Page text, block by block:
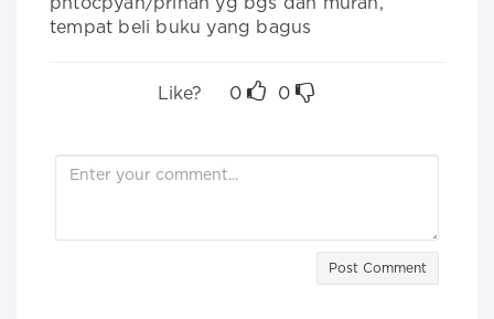
tempat beli buku yang bagus
Like? 0 0
Post Comment